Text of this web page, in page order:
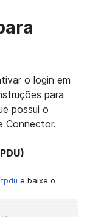
o login em
para
possui o
Connector.
e baixe o